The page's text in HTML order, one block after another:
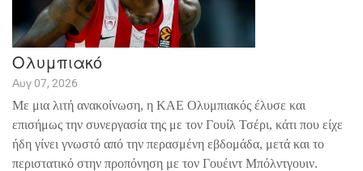
Ολυμπιακό
Αυγ 07, 2026
Με μια λιτή ανακοίνωση, η ΚΑΕ Ολυμπιακός έλυσε και
επισήμως την συνεργασία της με τον Γουίλ Τσέρι, κάτι που είχε
ήδη γίνει γνωστό από την περασμένη εβδομάδα, μετά και το
περιστατικό στην προπόνηση με τον Γουέιντ Μπόλντγουιν.